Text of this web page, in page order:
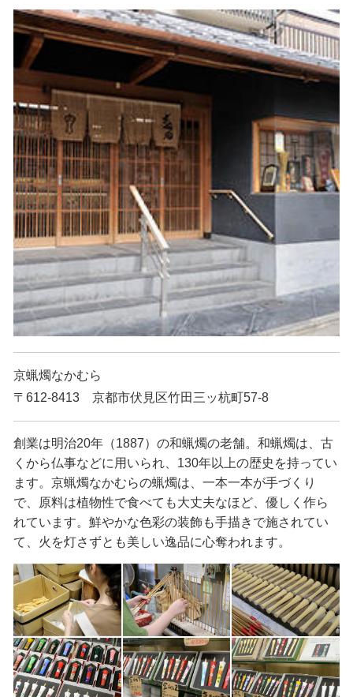
d
e
o
京蝋燭なかむら
〒612-8413 京都市伏見区竹田三ッ杭町57-8
創業は明治20年（1887）の和蝋燭の老舗。和蝋燭は、古
くから仏事などに用いられ、130年以上の歴史を持ってい
ます。京蝋燭なかむらの蝋燭は、一本一本が手づくり
で、原料は植物性で食べても大丈夫なほど、優しく作ら
れています。鮮やかな色彩の装飾も手描きで施されてい
て、火を灯さずとも美しい逸品に心奪われます。